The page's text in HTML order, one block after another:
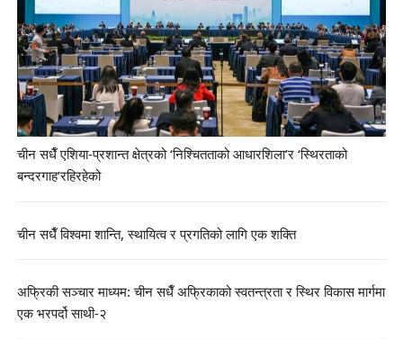
चीन सधैँ एशिया-प्रशान्त क्षेत्रको ‘निश्चितताको आधारशिला’र ‘स्थिरताको
बन्दरगाह’रहिरहेको
चीन सधैँ विश्वमा शान्ति, स्थायित्व र प्रगतिको लागि एक शक्ति
अफ्रिकी सञ्चार माध्यम: चीन सधैँ अफ्रिकाको स्वतन्त्रता र स्थिर विकास मार्गमा
एक भरपर्दो साथी-२